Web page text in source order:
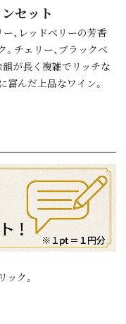
セット
、レッドベリーの芳香
チェリー、ブラックベ
が長く複雑でリッチな
富んだ上品なワイン。
ク。